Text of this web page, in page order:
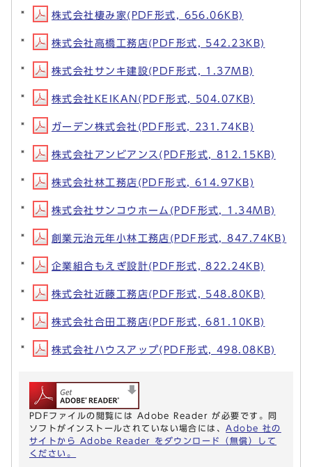
株式会社棲み家(PDF形式, 656.06KB)
株式会社高橋工務店(PDF形式, 542.23KB)
株式会社サンキ建設(PDF形式, 1.37MB)
株式会社KEIKAN(PDF形式, 504.07KB)
ガーデン株式会社(PDF形式, 231.74KB)
株式会社アンビアンス(PDF形式, 812.15KB)
株式会社林工務店(PDF形式, 614.97KB)
株式会社サンコウホーム(PDF形式, 1.34MB)
創業元治元年小林工務店(PDF形式, 847.74KB)
企業組合もえぎ設計(PDF形式, 822.24KB)
株式会社近藤工務店(PDF形式, 548.80KB)
株式会社合田工務店(PDF形式, 681.10KB)
株式会社ハウスアップ(PDF形式, 498.08KB)
PDFファイルの閲覧には Adobe Reader が必要です。同
ソフトがインストールされていない場合には、 Adobe 社の
サイトから Adobe Reader をダウンロード（無償）して
ください。